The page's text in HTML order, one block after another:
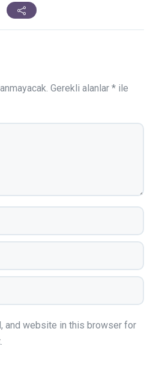
Gerekli alanlar * ile
and website in this browser for